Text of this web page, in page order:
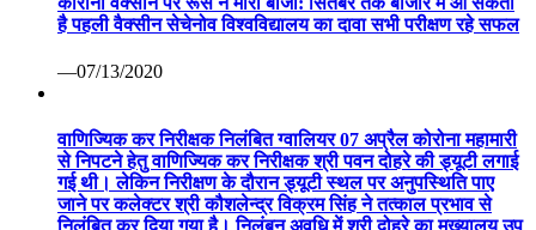
है पहली वैक्सीन सेचेनोव विश्वविद्यालय का दावा सभी परीक्षण रहे सफल
—07/13/2020
वाणिज्यिक कर निरीक्षक निलंबित ग्वालियर 07 अप्रैल कोरोना महामारी
से निपटने हेतु वाणिज्यिक कर निरीक्षक श्री पवन दोहरे की ड्यूटी लगाई
गई थी। लेकिन निरीक्षण के दौरान ड्यूटी स्थल पर अनुपस्थिति पाए
जाने पर कलेक्टर श्री कौशलेन्द्र विक्रम सिंह ने तत्काल प्रभाव से